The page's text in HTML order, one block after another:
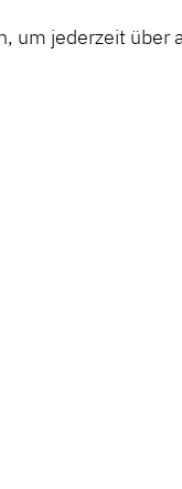
jederzeit